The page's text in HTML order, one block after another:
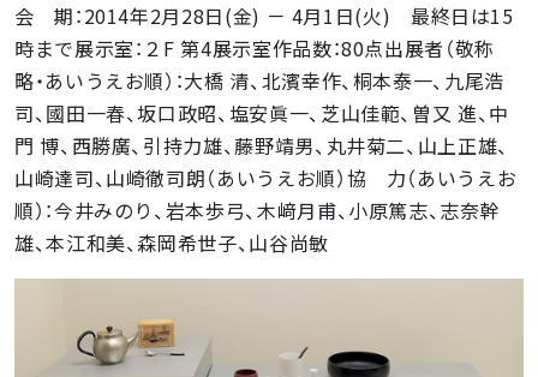
会 期：2014年2月28日(金) － 4月1日(火) 最終日は15
時まで展示室：２F 第4展示室作品数：80点出展者（敬称
略・あいうえお順）：大橋 清、北濱幸作、桐本泰一、九尾浩
司、國田一春、坂口政昭、塩安眞一、芝山佳範、曽又 進、中
門 博、西勝廣、引持力雄、藤野靖男、丸井菊二、山上正雄、
山崎達司、山崎徹司朗（あいうえお順）協 力（あいうえお
順）：今井みのり、岩本歩弓、木﨑月甫、小原篤志、志奈幹
雄、本江和美、森岡希世子、山谷尚敏